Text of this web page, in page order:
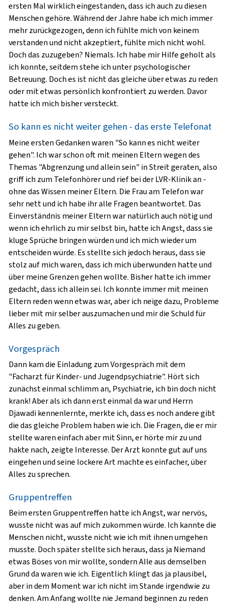
ersten Mal wirklich eingestanden, dass ich auch zu diesen
Menschen gehöre. Während der Jahre habe ich mich immer
mehr zurückgezogen, denn ich fühlte mich von keinem
verstanden und nicht akzeptiert, fühlte mich nicht wohl.
Doch das zuzugeben? Niemals. Ich habe mir Hilfe geholt als
ich konnte, seitdem stehe ich unter psychologischer
Betreuung. Doch es ist nicht das gleiche über etwas zu reden
oder mit etwas persönlich konfrontiert zu werden. Davor
hatte ich mich bisher versteckt.
So kann es nicht weiter gehen - das erste Telefonat
Meine ersten Gedanken waren "So kann es nicht weiter
gehen". Ich war schon oft mit meinen Eltern wegen des
Themas "Abgrenzung und allein sein" in Streit geraten, also
griff ich zum Telefonhörer und rief bei der LVR-Klinik an -
ohne das Wissen meiner Eltern. Die Frau am Telefon war
sehr nett und ich habe ihr alle Fragen beantwortet. Das
Einverständnis meiner Eltern war natürlich auch nötig und
wenn ich ehrlich zu mir selbst bin, hatte ich Angst, dass sie
kluge Sprüche bringen würden und ich mich wieder um
entscheiden würde. Es stellte sich jedoch heraus, dass sie
stolz auf mich waren, dass ich mich überwunden hatte und
über meine Grenzen gehen wollte. Bisher hatte ich immer
gedacht, dass ich allein sei. Ich konnte immer mit meinen
Eltern reden wenn etwas war, aber ich neige dazu, Probleme
lieber mit mir selber auszumachen und mir die Schuld für
Alles zu geben.
Vorgespräch
Dann kam die Einladung zum Vorgespräch mit dem
"Facharzt für Kinder- und Jugendpsychiatrie". Hört sich
zunächst einmal schlimm an, Psychiatrie, ich bin doch nicht
krank! Aber als ich dann erst einmal da war und Herrn
Djawadi kennenlernte, merkte ich, dass es noch andere gibt
die das gleiche Problem haben wie ich. Die Fragen, die er mir
stellte waren einfach aber mit Sinn, er hörte mir zu und
hakte nach, zeigte Interesse. Der Arzt konnte gut auf uns
eingehen und seine lockere Art machte es einfacher, über
Alles zu sprechen.
Gruppentreffen
Beim ersten Gruppentreffen hatte ich Angst, war nervös,
wusste nicht was auf mich zukommen würde. Ich kannte die
Menschen nicht, wusste nicht wie ich mit ihnen umgehen
musste. Doch später stellte sich heraus, dass ja Niemand
etwas Böses von mir wollte, sondern Alle aus demselben
Grund da waren wie ich. Eigentlich klingt das ja plausibel,
aber in dem Moment war ich nicht im Stande irgendwie zu
denken. Am Anfang wollte nie Jemand beginnen zu reden